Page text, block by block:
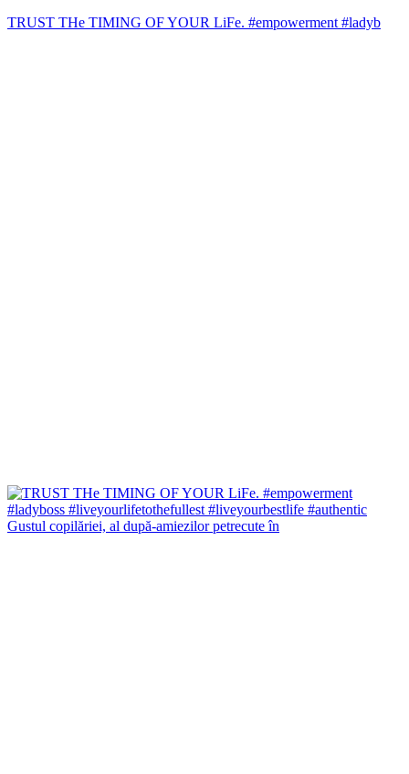
TRUST THe TIMING OF YOUR LiFe. #empowerment #ladyb
Gustul copilăriei, al după-amiezilor petrecute în